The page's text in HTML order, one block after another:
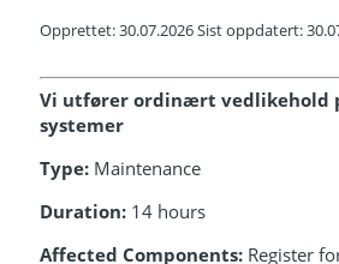
Opprettet: 30.07.2026 Sist oppdatert:
Vi utfører ordinært vedlikehold
systemer
Type: Maintenance
Duration: 14 hours
Affected Components: Register